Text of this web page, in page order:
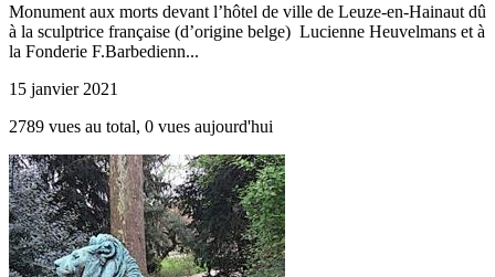
Monument aux morts devant l’hôtel de ville de Leuze-en-Hainaut dû
à la sculptrice française (d’origine belge) Lucienne Heuvelmans et à
la Fonderie F.Barbedienn...
15 janvier 2021
2789 vues au total, 0 vues aujourd'hui